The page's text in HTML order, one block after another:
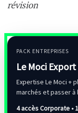
révision
PACK ENTREPRISES
Le Moci
Expertise Le Moci +
marchés et passer à
4 accès Corporate •